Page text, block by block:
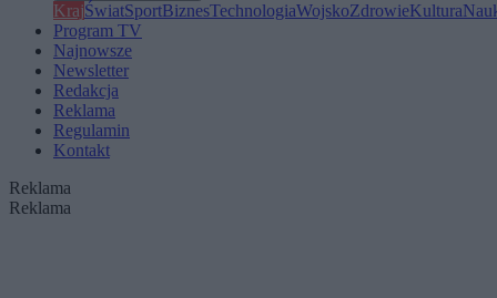
KrajŚwiatSportBiznesTechnologiaWojskoZdrowieKultura
Program TV
Najnowsze
Newsletter
Redakcja
Reklama
Regulamin
Kontakt
Reklama
Reklama